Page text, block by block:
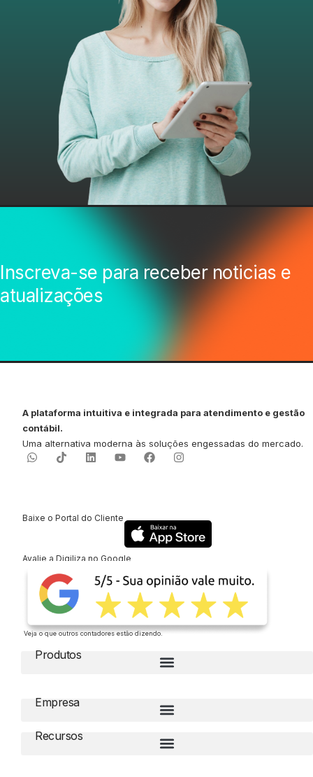
Inscreva-se para receber noticias e
atualizações
A plataforma intuitiva e integrada para atendimento e gestão
contábil.
Uma alternativa moderna às soluções engessadas do mercado.
Baixe o Portal do Cliente
Avalie a Digiliza no Google
Veja o que outros contadores estão dizendo.
Produtos
Empresa
Recursos